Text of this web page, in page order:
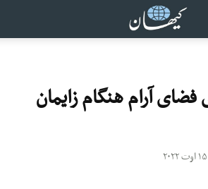
فضای آرام هنگام زایمان